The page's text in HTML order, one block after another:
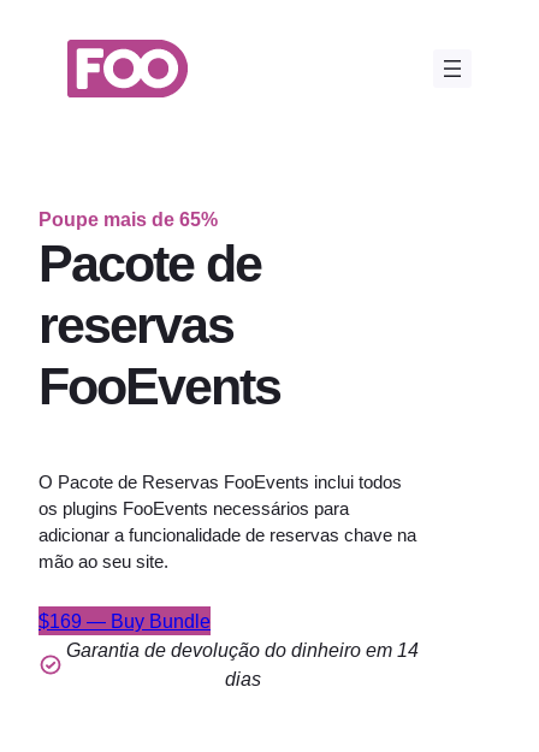
Poupe mais de 65%
Pacote de
reservas
FooEvents
O Pacote de Reservas FooEvents inclui todos
os plugins FooEvents necessários para
adicionar a funcionalidade de reservas chave na
mão ao seu site.
$169 — Buy Bundle
Garantia de devolução do dinheiro em 14
dias